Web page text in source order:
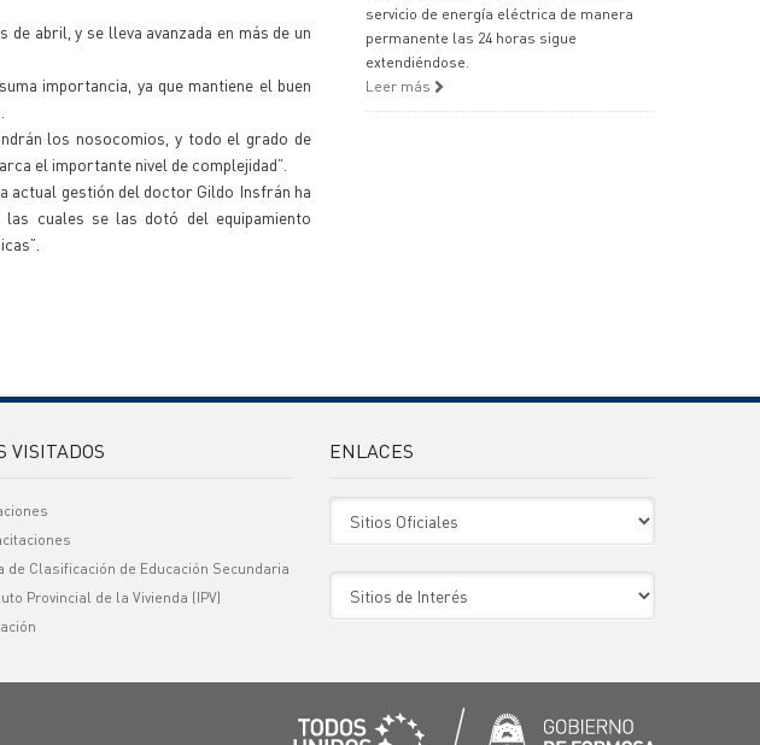
abril, y se lleva avanzada en más de un
importancia, ya que mantiene el buen
los nosocomios, y todo el grado de
el importante nivel de complejidad”.
actual gestión del doctor Gildo Insfrán ha
cuales se las dotó del equipamiento
servicio de energía eléctrica de manera
permanente las 24 horas sigue
extendiéndose.
Leer más
VISITADOS
de Clasificación de Educación Secundaria
Provincial de la Vivienda (IPV)
ENLACES